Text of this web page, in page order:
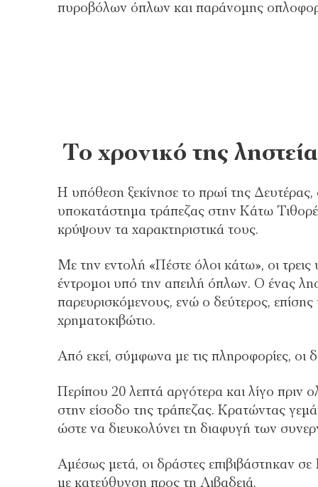
πυροβόλων όπλων και παράνομης
Το χρονικό της
Η υπόθεση ξεκίνησε το πρωί της
υποκατάστημα τράπεζας στην Κάτω
κρύψουν τα χαρακτηριστικά τους.
Με την εντολή «Πέστε όλοι κάτω», οι
έντρομοι υπό την απειλή όπλων. Ο ένας
παρευρισκόμενους, ενώ ο δεύτερος,
χρηματοκιβώτιο.
Από εκεί, σύμφωνα με τις πληροφορίες, οι
Περίπου 20 λεπτά αργότερα και λίγο πριν
στην είσοδο της τράπεζας. Κρατώντας
ώστε να διευκολύνει τη διαφυγή των
Αμέσως μετά, οι δράστες επιβιβάστηκαν
με κατεύθυνση προς τη Λιβαδειά.